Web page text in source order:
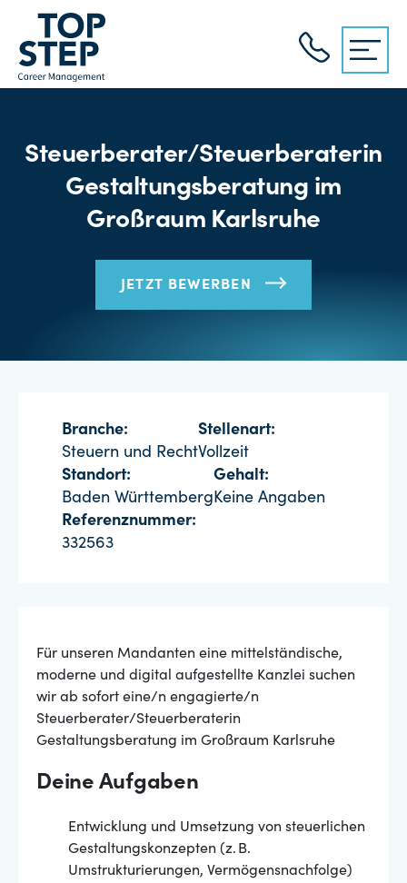
Steuerberater/Steuerberaterin
Gestaltungsberatung im
Großraum Karlsruhe
JETZT BEWERBEN
Branche:
Steuern und Recht
Stellenart:
Vollzeit
Standort:
Baden Württemberg
Gehalt:
Keine Angaben
Referenznummer:
332563
Für unseren Mandanten eine mittelständische,
moderne und digital aufgestellte Kanzlei suchen
wir ab sofort eine/n engagierte/n
Steuerberater/Steuerberaterin
Gestaltungsberatung im Großraum Karlsruhe
Deine Aufgaben
Entwicklung und Umsetzung von steuerlichen
Gestaltungskonzepten (z. B.
Umstrukturierungen, Vermögensnachfolge)